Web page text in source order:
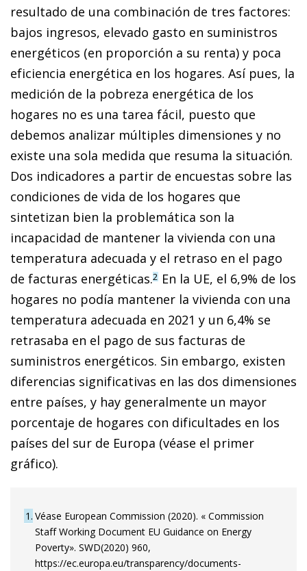
resultado de una combinación de tres factores:
bajos ingresos, elevado gasto en suministros
energéticos (en proporción a su renta) y poca
eficiencia energética en los hogares. Así pues, la
medición de la pobreza energética de los
hogares no es una tarea fácil, puesto que
debemos analizar múltiples dimensiones y no
existe una sola medida que resuma la situación.
Dos indicadores a partir de encuestas sobre las
condiciones de vida de los hogares que
sintetizan bien la problemática son la
incapacidad de mantener la vivienda con una
temperatura adecuada y el retraso en el pago
de facturas energéticas.2 En la UE, el 6,9% de los
hogares no podía mantener la vivienda con una
temperatura adecuada en 2021 y un 6,4% se
retrasaba en el pago de sus facturas de
suministros energéticos. Sin embargo, existen
diferencias significativas en las dos dimensiones
entre países, y hay generalmente un mayor
porcentaje de hogares con dificultades en los
países del sur de Europa (véase el primer
gráfico).
1 Véase European Commission (2020). « Commission
Staff Working Document EU Guidance on Energy
Poverty». SWD(2020) 960,
https://ec.europa.eu/transparency/documents-